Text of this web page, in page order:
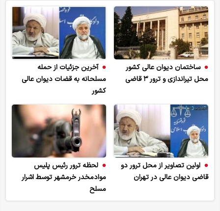
ساختمان دیوان عالی کشور
محل تیراندازی و ترور ۳ قاضی
آخرین جزئیات از حمله
مسلحانه به قضات دیوان عالی
کشور
اولین تصاویر از محل ترور دو
قاضی دیوان عالی در تهران
لحظه ترور رئیس پلیس
موادمخدر خرمشهر توسط اشرار
مسلح